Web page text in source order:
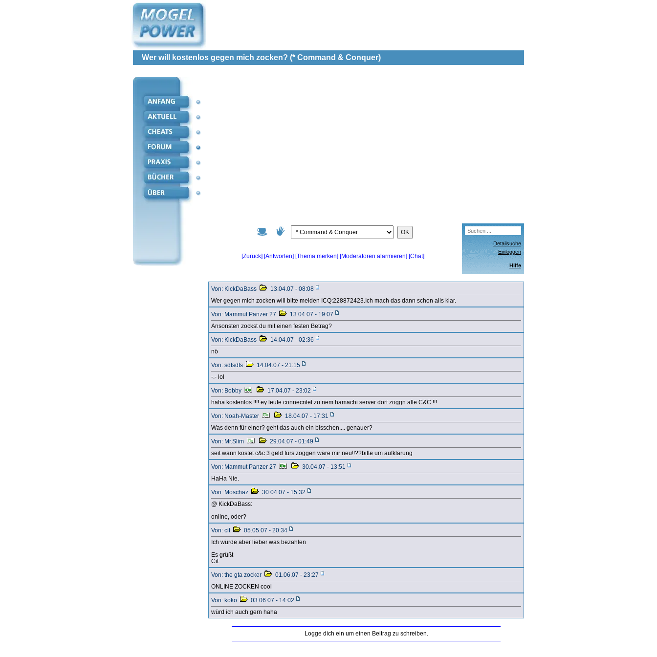
Wer will kostenlos gegen mich zocken? (* Command & Conquer)
OK
[Zurück] [Antworten] [Thema merken] [Moderatoren alarmieren] [Chat]
Detailsuche
Einloggen
Hilfe
Von: KickDaBass
13.04.07 - 08:08
Wer gegen mich zocken will bitte melden ICQ:228872423.Ich mach das dann schon alls klar.
Von: Mammut Panzer 27
13.04.07 - 19:07
Ansonsten zockst du mit einen festen Betrag?
Von: KickDaBass
14.04.07 - 02:36
nö
Von: sdfsdfs
14.04.07 - 21:15
-.- lol
Von: Bobby
17.04.07 - 23:02
haha kostenlos !!!! ey leute connecntet zu nem hamachi server dort zoggn alle C&C !!!
Von: Noah-Master
18.04.07 - 17:31
Was denn für einer? geht das auch ein bisschen.... genauer?
Von: Mr.Slim
29.04.07 - 01:49
seit wann kostet c&c 3 geld fürs zoggen wäre mir neu!!??bitte um aufklärung
Von: Mammut Panzer 27
30.04.07 - 13:51
HaHa Nie.
Von: Moschaz
30.04.07 - 15:32
@ KickDaBass:
online, oder?
Von: cit
05.05.07 - 20:34
Ich würde aber lieber was bezahlen
Es grüßt
Cit
Von: the gta zocker
01.06.07 - 23:27
ONLINE ZOCKEN cool
Von: koko
03.06.07 - 14:02
würd ich auch gern haha
Logge dich ein um einen Beitrag zu schreiben.